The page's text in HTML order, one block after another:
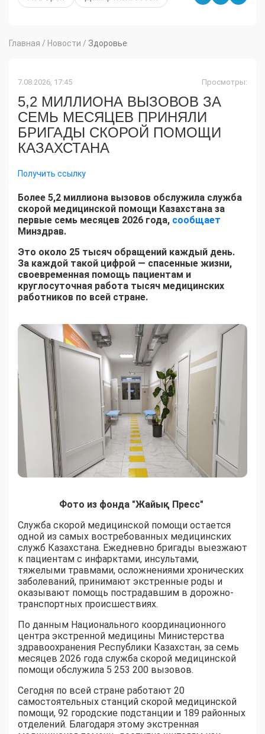
Главная / Новости / Здоровье
7.08.2026, 17:45 Просмотры:
5,2 МИЛЛИОНА ВЫЗОВОВ ЗА
СЕМЬ МЕСЯЦЕВ ПРИНЯЛИ
БРИГАДЫ СКОРОЙ ПОМОЩИ
КАЗАХСТАНА
Получить ссылку
Более 5,2 миллиона вызовов обслужила служба
скорой медицинской помощи Казахстана за
первые семь месяцев 2026 года, сообщает
Минздрав.
Это около 25 тысяч обращений каждый день.
За каждой такой цифрой — спасенные жизни,
своевременная помощь пациентам и
круглосуточная работа тысяч медицинских
работников по всей стране.
Фото из фонда "Жайық Пресс"
Служба скорой медицинской помощи остается
одной из самых востребованных медицинских
служб Казахстана. Ежедневно бригады выезжают
к пациентам с инфарктами, инсультами,
тяжелыми травмами, осложнениями хронических
заболеваний, принимают экстренные роды и
оказывают помощь пострадавшим в дорожно-
транспортных происшествиях.
По данным Национального координационного
центра экстренной медицины Министерства
здравоохранения Республики Казахстан, за семь
месяцев 2026 года служба скорой медицинской
помощи обслужила 5 253 200 вызовов.
Сегодня по всей стране работают 20
самостоятельных станций скорой медицинской
помощи, 92 городские подстанции и 189 районных
отделений. Благодаря этому экстренная